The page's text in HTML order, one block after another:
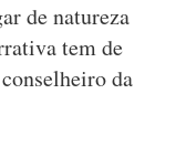
de natureza
tem de
da